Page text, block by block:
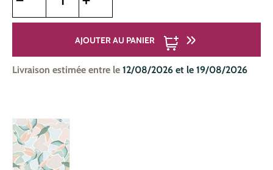
AJOUTER AU PANIER
Livraison estimée entre le 12/08/2026 et le 19/08/2026